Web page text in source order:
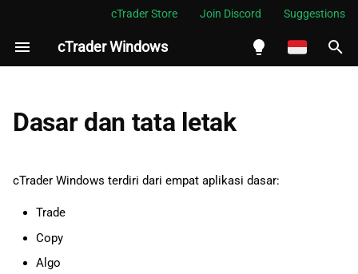
cTrader Store Join Discord Suggestions
cTrader Windows
M
m
Algo
Layar utama
Dasar dan tata letak
cTrader Windows terdiri dari empat aplikasi dasar:
Trade
Copy
Algo